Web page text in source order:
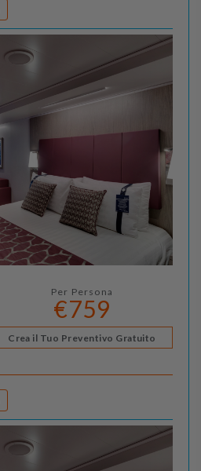
Per Persona
€759
Crea il Tuo Preventivo Gratuito